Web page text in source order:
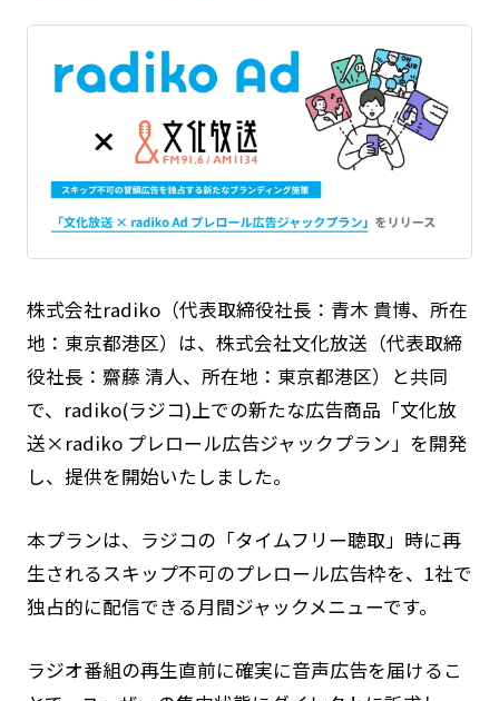
株式会社radiko（代表取締役社長：青木 貴博、所在
地：東京都港区）は、株式会社文化放送（代表取締
役社長：齋藤 清人、所在地：東京都港区）と共同
で、radiko(ラジコ)上での新たな広告商品「文化放
送×radiko プレロール広告ジャックプラン」を開発
し、提供を開始いたしました。
本プランは、ラジコの「タイムフリー聴取」時に再
生されるスキップ不可のプレロール広告枠を、1社で
独占的に配信できる月間ジャックメニューです。
ラジオ番組の再生直前に確実に音声広告を届けるこ